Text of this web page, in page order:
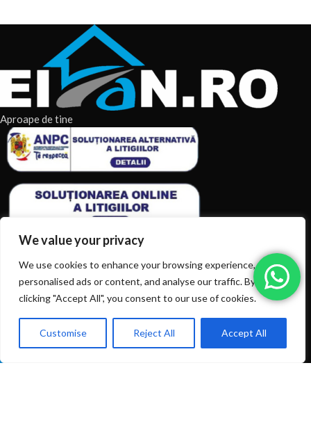
We value your privacy
We use cookies to enhance your browsing experience, serve
personalised ads or content, and analyse our traffic. By
clicking "Accept All", you consent to our use of cookies.
Customise Reject All Accept All
Ai intrebări? Sună la: +40720366616
Aproape de tine
ARTICOLE RECENTE
TERMENI & CONDITII
CATEGORII DE PRODUSE
0